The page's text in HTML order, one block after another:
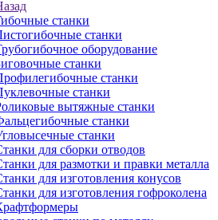
станки
станки
оборудование
станки
станки
станки
вытяжные станки
станки
станки
для сборки отводов
для размотки и правки металла
для изготовления конусов
для изготовления гофроколена